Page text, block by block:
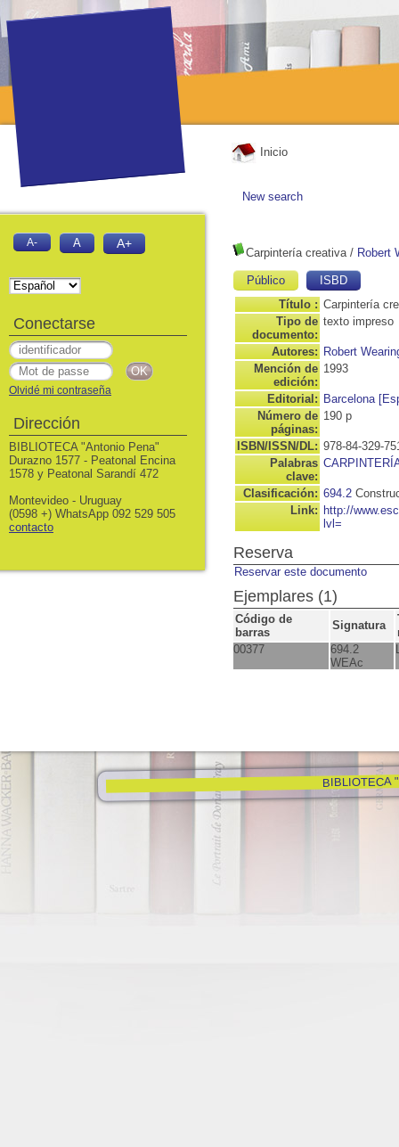
Inicio
New search
Carpintería creativa/ Robert
Público
ISBD
Título : Carpintería
Tipo de
documento:
texto impreso
Autores: Robert
Mención de
edición:
1993
Editorial: Barcelona
Número de
páginas:
190 p
ISBN/ISSN/DL: 978-84-329-
Palabras
clave:
Clasificación: 694.2
Link: http://
lvl=
Reserva
Reservar este documento
Ejemplares (1)
Código de
barras
Signatura
00377
694.2
WEAc
BIBLIOTECA
A- A A+
Conectarse
Olvidé mi contraseña
Dirección
BIBLIOTECA "Antonio Pena"
Durazno 1577 - Peatonal Encina
1578 y Peatonal Sarandí 472
Montevideo - Uruguay
(0598 +) WhatsApp 092 529 505
contacto